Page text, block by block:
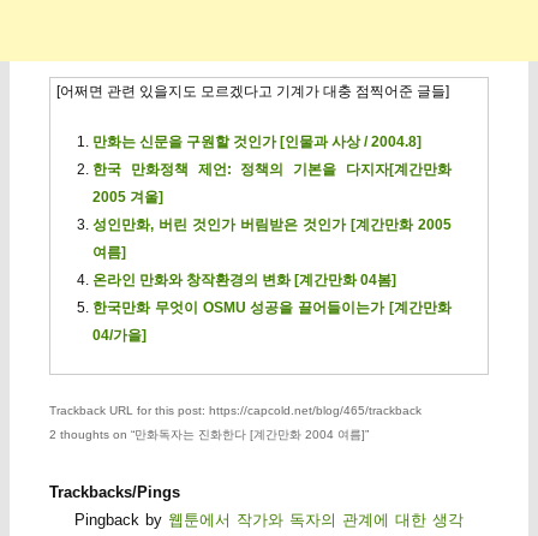
[어쩌면 관련 있을지도 모르겠다고 기계가 대충 점찍어준 글들]
만화는 신문을 구원할 것인가 [인물과 사상 / 2004.8]
한국 만화정책 제언: 정책의 기본을 다지자[계간만화
2005 겨울]
성인만화, 버린 것인가 버림받은 것인가 [계간만화 2005
여름]
온라인 만화와 창작환경의 변화 [계간만화 04봄]
한국만화 무엇이 OSMU 성공을 끌어들이는가 [계간만화
04/가을]
Trackback URL for this post: https://capcold.net/blog/465/trackback
2 thoughts on “만화독자는 진화한다 [계간만화 2004 여름]”
Trackbacks/Pings
Pingback by 웹툰에서 작가와 독자의 관계에 대한 생각